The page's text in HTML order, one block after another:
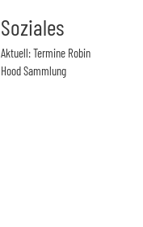
Soziales
Aktuell: Termine Robin
Hood Sammlung